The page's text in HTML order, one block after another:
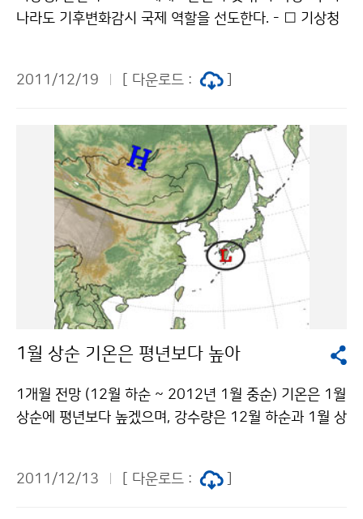
된 기존 상세(10km) 기후변화 시나리오보다 100배 상
세해진 것으로, 이를 활용하면 광역지자체뿐만 아니라 기
사전예방 대책 수립 지원이 더욱 용이해질 것이다. 예를
활용이 가능하나, 상세 시나리오에서는 600여개 지점에
서 미래 기후전망 정보가 산출되어, 행정구역(區) 단위의
기후변화 영향․취약성 평가가 가능하다. 올해 개발된 전
지구, 한반도, 남한상세 기후변화 시나리오는 기상청 기후
변화정보센터 홈페이지(http://www.climate.go.kr)를
통해 내년 2월부터 대국민 공개하고 웹을 통해 자료가 제
공될 예정이다. RCP 기준 시나리오 4종* 중 올해 개발된
전지구와 한반도 시나리오 각 2종(RCP4.5, 8.5)과 남한
상세 시나리오 1종(RCP8.5)을 우선 공개하고, 현재 개발
중인 나머지 시나리오도 2012년 말까지 연차적으로 공
개할 예정이다. 특히, 남한상세 시나리오는 기온과 강수량
등 기본 요소와 더불어 열대야, 폭염, 집중호우 등의 극한
기후 전망정보도 함께 제공되어 재난관리 개선을 위한 핵
재 배출 추세 유지 시 최악의 시나리오기상청 이(가) 창작
나라도 기후변화감시 국제 역할을 선도한다. - □ 기상청
세계표준센터** 유치를 확정받았다. ※ 세계기상기구*(W
준센터**(WCC; World Calibration Center) ※ 교토
의정서 규제대상 6개 온실가스 : 이산화탄소, 메탄, 아산
화질소, 염화불화탄소, 수불화탄소, 육불화황 ○ 10월 25
일~29일, 뉴질랜드 웰링턴에서 개최된 ‘16차 WMO 온
실가스 전문가 회의’에서 150여명의 각국 전문가의 지지
로 유치하였다. WMO 온실가스 전문가 회의(10.23~10.
29, 뉴질랜드 웰링턴) ○ 이후, ‘12년에 WMO와 업무협
약 체결을 통하여 본격적인 역할을 수행하게 된다. ○ 육
불화황은 반도체, 자동차, 전기절연체, 냉매 등의 생산공
탄소에 비하여 10-7배 이상 미량으로 존재하고, 지구온
상청은 한국표준과학연구원과 기술개발을 거쳐, 2010년
5월 MOU를 체결하는 등의 융합행정을 수행한 결과, “육
창작한 기상청, 온실가스 육불화황 세계표준센터 첫 유치
2011/12/19 [ 다운로드 :
1월 상순 기온은 평년보다 높아
1개월 전망 (12월 하순 ~ 2012년 1월 중순) 기온은 1월
상순에 평년보다 높겠으며, 강수량은 12월 하순과 1월 상
1월 상순 평년(-5∼4℃)보다 높겠음 평년(5∼14㎜)보다
2011/12/13 [ 다운로드 :